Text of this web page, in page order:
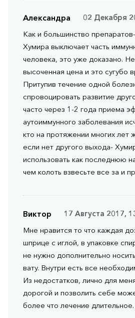
Александра
02 Декабря
Как и большинство
Хумира выключает часть
человека, это уже доказано.
высоченная цена и это сугубо
Притупив течение одной
спровоцировать развитие
часто через 1-2 года приема
аутоиммунного заболевания
кто на протяжении многих лет
если нет другого выхода-
использовать как последнюю
чем колоть взвесьте все за и
Виктор
17 Августа 2017,
Мне нравится то что каждая
шприце с иглой, в упаковке
не нужно дополнительно
вату. Внутри есть все
Из недостатков, лично для
дорогой и позволить себе
более что лечение длительное.